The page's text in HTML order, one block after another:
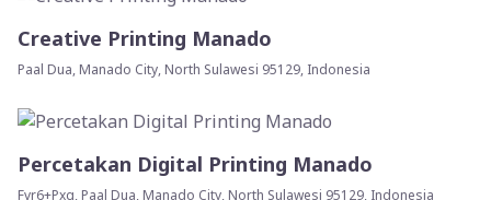
Creative Printing Manado
Paal Dua, Manado City, North Sulawesi 95129, Indonesia
Percetakan Digital Printing Manado
Fvr6+Pxg, Paal Dua, Manado City, North Sulawesi 95129, Indonesia